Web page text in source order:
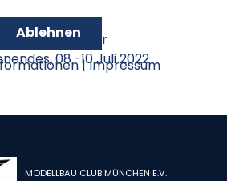
des Salmdorfer
08.-10 Juli 2022
MODELLBAU CLUB MÜNCHEN E.V.
Ablehnen
|Impressum